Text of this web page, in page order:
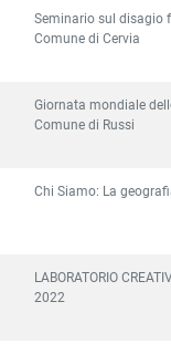
Seminario sul disagio
Comune di Cervia
Giornata mondiale
Comune di Russi
Chi Siamo: La
LABORATORIO
2022